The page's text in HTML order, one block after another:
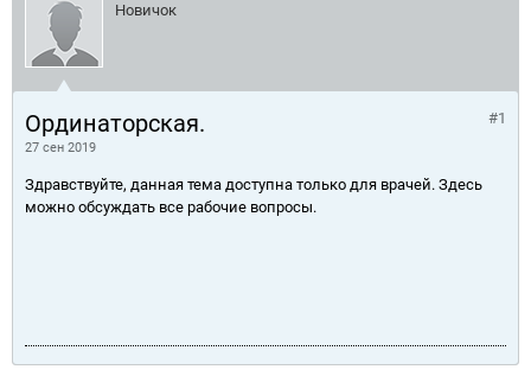
Новичок
Ординаторская.
27 сен 2019
#1
Здравствуйте, данная тема доступна только для врачей. Здесь
можно обсуждать все рабочие вопросы.